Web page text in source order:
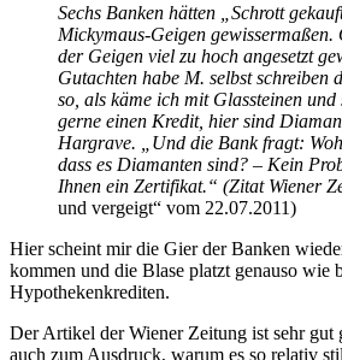
Sechs Banken hätten „Schrott
Mickymaus-Geigen gewissermaßen.
der Geigen viel zu hoch angesetzt
Gutachten habe M. selbst schreiben
so, als käme ich mit Glassteinen und
gerne einen Kredit, hier sind
Hargrave. „Und die Bank fragt:
dass es Diamanten sind? – Kein
Ihnen ein Zertifikat.“ (Zitat Wiener
und vergeigt“ vom 22.07.2011)
Hier scheint mir die Gier der Banken
kommen und die Blase platzt genauso wie
Hypothekenkrediten.
Der Artikel der Wiener Zeitung ist sehr gut
auch zum Ausdruck, warum es so relativ